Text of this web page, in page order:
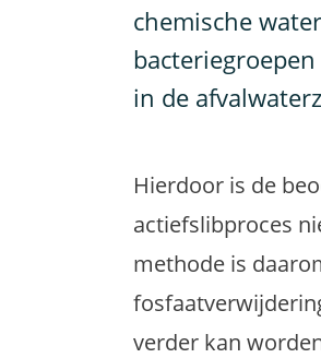
chemische
in de
Hierdoor is de
actiefslibproces
methode is
verder kan